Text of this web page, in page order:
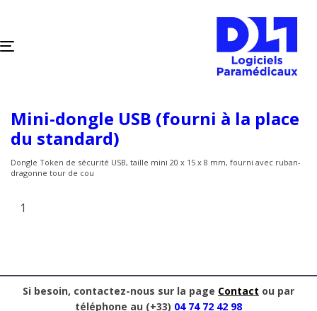
TOGGLE
Mini-dongle USB (fourni à la place
du standard)
Dongle Token de sécurité USB, taille mini 20 x 15 x 8 mm, fourni avec ruban-
dragonne tour de cou
Si besoin, contactez-nous sur la page Contact ou par
téléphone au (+33) 04 74 72 42 98